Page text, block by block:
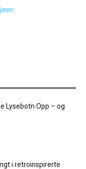
Lysebotn Opp – og
i retroinspirerte